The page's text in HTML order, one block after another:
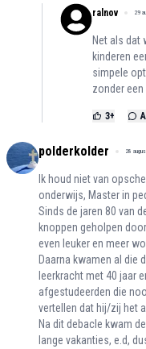
ralnov 29
Net als dat
kinderen
simpele
zonder
3+
polderkolder 28
Ik houd niet van
onderwijs, Master in
Sinds de jaren 80 van
knoppen geholpen
even leuker en meer
Daarna kwamen al die
leerkracht met 40 jaar
afgestudeerden die
vertellen dat hij/zij het
Na dit debacle kwam
lange vakanties, e.d,